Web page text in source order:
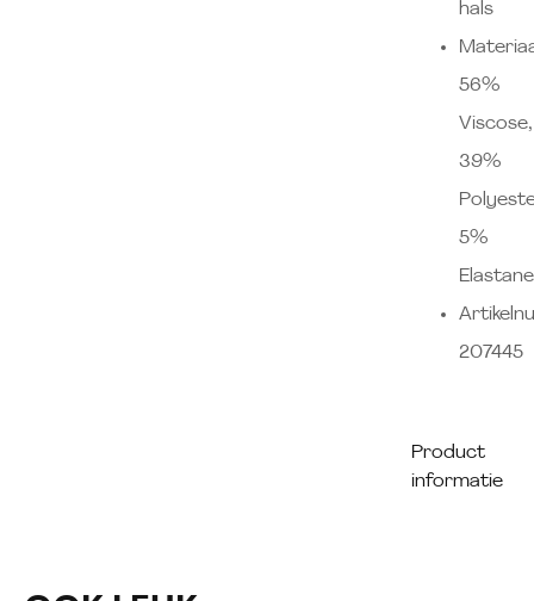
Product
informatie
hals
56%
Viscose,
39%
5%
Elastane
207445